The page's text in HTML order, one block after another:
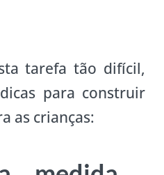
tarefa tão difícil,
para construir
as crianças: